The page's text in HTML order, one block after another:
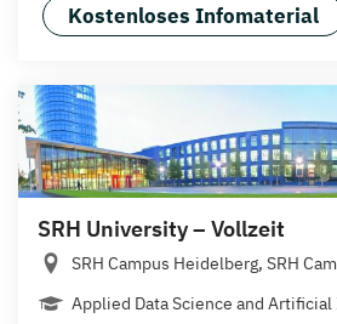
Kostenloses Infomaterial
SRH University – Vollzeit
SRH Campus Heidelberg, SRH
Applied Data Science and